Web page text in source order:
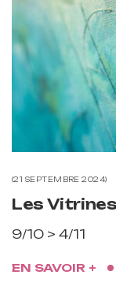
21 SEPTEMBRE 2024
Les
9/10 > 4/11
EN SAVOIR +